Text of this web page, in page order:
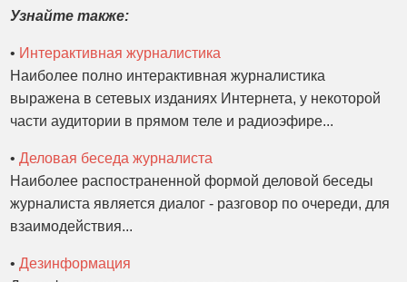
Узнайте также:
• Интерактивная журналистика
Наиболее полно интерактивная журналистика
выражена в сетевых изданиях Интернета, у некоторой
части аудитории в прямом теле и радиоэфире...
•Деловая беседа журналиста
Наиболее распостраненной формой деловой беседы
журналиста является диалог - разговор по очереди, для
взаимодействия...
•Дезинформация